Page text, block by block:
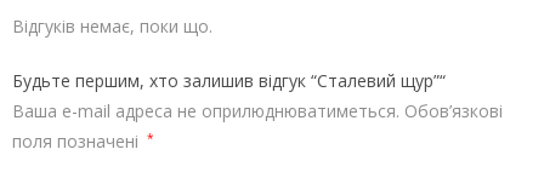
Відгуків немає, поки що.
Будьте першим, хто залишив відгук “Сталевий щур”“
Ваша e-mail адреса не оприлюднюватиметься. Обов’язкові
поля позначені *